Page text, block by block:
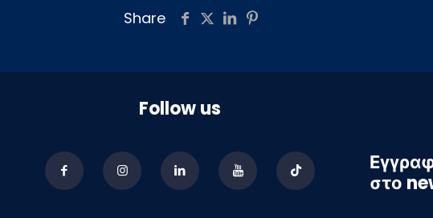
Share
Follow us
στο